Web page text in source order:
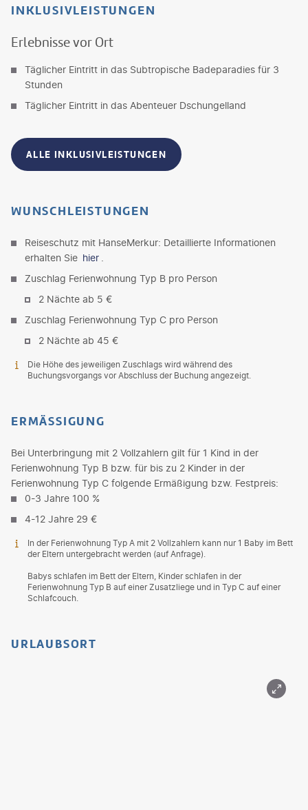
INKLUSIVLEISTUNGEN
Erlebnisse vor Ort
Täglicher Eintritt in das Subtropische Badeparadies für 3
Stunden
Täglicher Eintritt in das Abenteuer Dschungelland
ALLE INKLUSIVLEISTUNGEN
WUNSCHLEISTUNGEN
Reiseschutz mit HanseMerkur: Detaillierte Informationen
erhalten Sie hier
Zuschlag Ferienwohnung Typ B pro Person
2 Nächte ab 5 €
Zuschlag Ferienwohnung Typ C pro Person
2 Nächte ab 45 €
Die Höhe des jeweiligen Zuschlags wird während des
Buchungsvorgangs vor Abschluss der Buchung angezeigt.
ERMÄSSIGUNG
Bei Unterbringung mit 2 Vollzahlern gilt für 1 Kind in der
Ferienwohnung Typ B bzw. für bis zu 2 Kinder in der
Ferienwohnung Typ C folgende Ermäßigung bzw. Festpreis:
0-3 Jahre 100 %
4-12 Jahre 29 €
In der Ferienwohnung Typ A mit 2 Vollzahlern kann nur 1 Baby im Bett
der Eltern untergebracht werden (auf Anfrage).
Babys schlafen im Bett der Eltern, Kinder schlafen in der
Ferienwohnung Typ B auf einer Zusatzliege und in Typ C auf einer
Schlafcouch.
URLAUBSORT